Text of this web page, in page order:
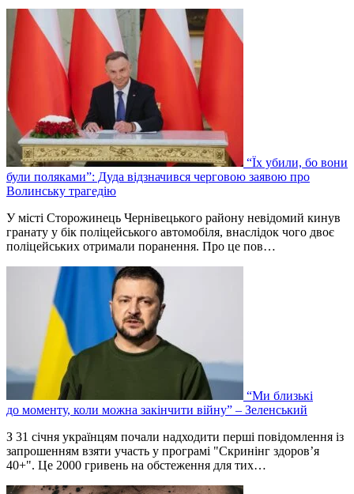
“Їх убили, бо вони
були поляками”: Дуда відзначився черговою заявою про
Волинську трагедію
У місті Сторожинець Чернівецького району невідомий кинув
гранату у бік поліцейського автомобіля, внаслідок чого двоє
поліцейських отримали поранення. Про це пов…
“Ми близькі
до моменту, коли можна закінчити війну” – Зеленський
З 31 січня українцям почали надходити перші повідомлення із
запрошенням взяти участь у програмі "Скринінг здоров’я
40+". Це 2000 гривень на обстеження для тих…